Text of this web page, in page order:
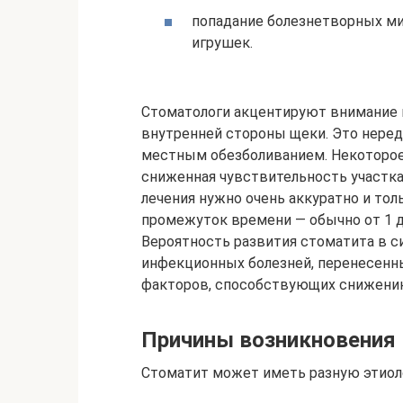
попадание болезнетворных
игрушек.
Стоматологи акцентируют
внутренней стороны щеки. Это
местным обезболиванием.
сниженная чувствительность
лечения нужно очень аккуратно и
промежуток времени — обычно от 1
Вероятность развития стоматита в
инфекционных болезней,
факторов, способствующих
Причины возникновения
Стоматит может иметь разную